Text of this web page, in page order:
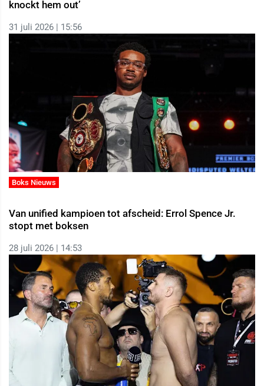
knockt hem out’
31 juli 2026 | 15:56
Boks Nieuws
Van unified kampioen tot afscheid: Errol Spence Jr.
stopt met boksen
28 juli 2026 | 14:53